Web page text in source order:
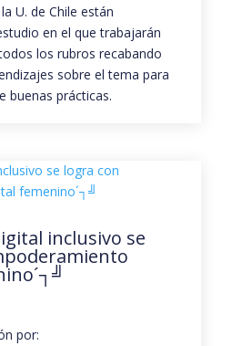
U. de Chile están
en el que trabajarán
los rubros recabando
sobre el tema para
buenas prácticas.
inclusivo se
por: